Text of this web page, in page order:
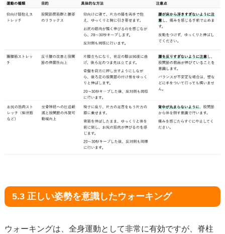
5.3 正しい姿勢を意識したウォーキング
ウォーキングは、全身運動として非常に有効ですが、脊柱